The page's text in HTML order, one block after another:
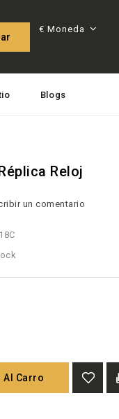
€ Moneda
Blogs
Reloj
un comentario
Al Carro